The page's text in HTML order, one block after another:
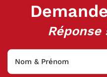
Réponse